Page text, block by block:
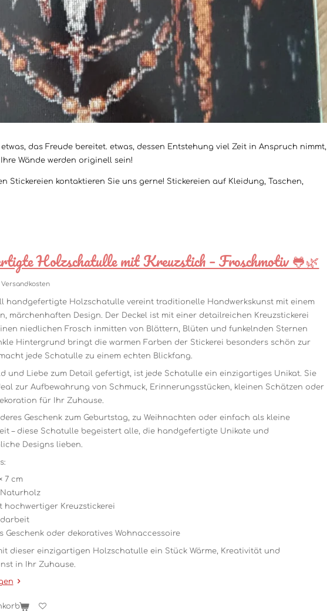
das Freude bereitet. etwas, dessen Entstehung viel Zeit in Anspruch nimmt,
Wände werden originell sein!
Stickereien kontaktieren Sie uns gerne! Stickereien auf Kleidung, Taschen,
Holzschatulle mit Kreuzstich – Froschmotiv 🐸🌿
Versandkosten
handgefertigte Holzschatulle vereint traditionelle Handwerkskunst mit einem
märchenhaften Design. Der Deckel ist mit einer detailreichen Kreuzstickerei
niedlichen Frosch inmitten von Blättern, Blüten und funkelnden Sternen
Hintergrund bringt die warmen Farben der Stickerei besonders schön zur
jede Schatulle zu einem echten Blickfang.
und Liebe zum Detail gefertigt, ist jede Schatulle ein einzigartiges Unikat. Sie
zur Aufbewahrung von Schmuck, Erinnerungsstücken, kleinen Schätzen oder
für Ihr Zuhause.
Geschenk zum Geburtstag, zu Weihnachten oder einfach als kleine
– diese Schatulle begeistert alle, die handgefertigte Unikate und
Designs lieben.
7 cm
hochwertiger Kreuzstickerei
Geschenk oder dekoratives Wohnaccessoire
dieser einzigartigen Holzschatulle ein Stück Wärme, Kreativität und
in Ihr Zuhause.